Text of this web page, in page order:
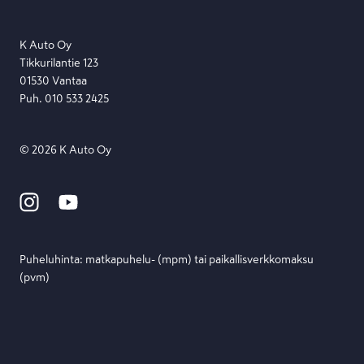
K Auto Oy
Tikkurilantie 123
01530 Vantaa
Puh. 010 533 2425
© 2026 K Auto Oy
Puheluhinta: matka­puhelu- (mpm) tai paikallis­verkko­maksu
(pvm)